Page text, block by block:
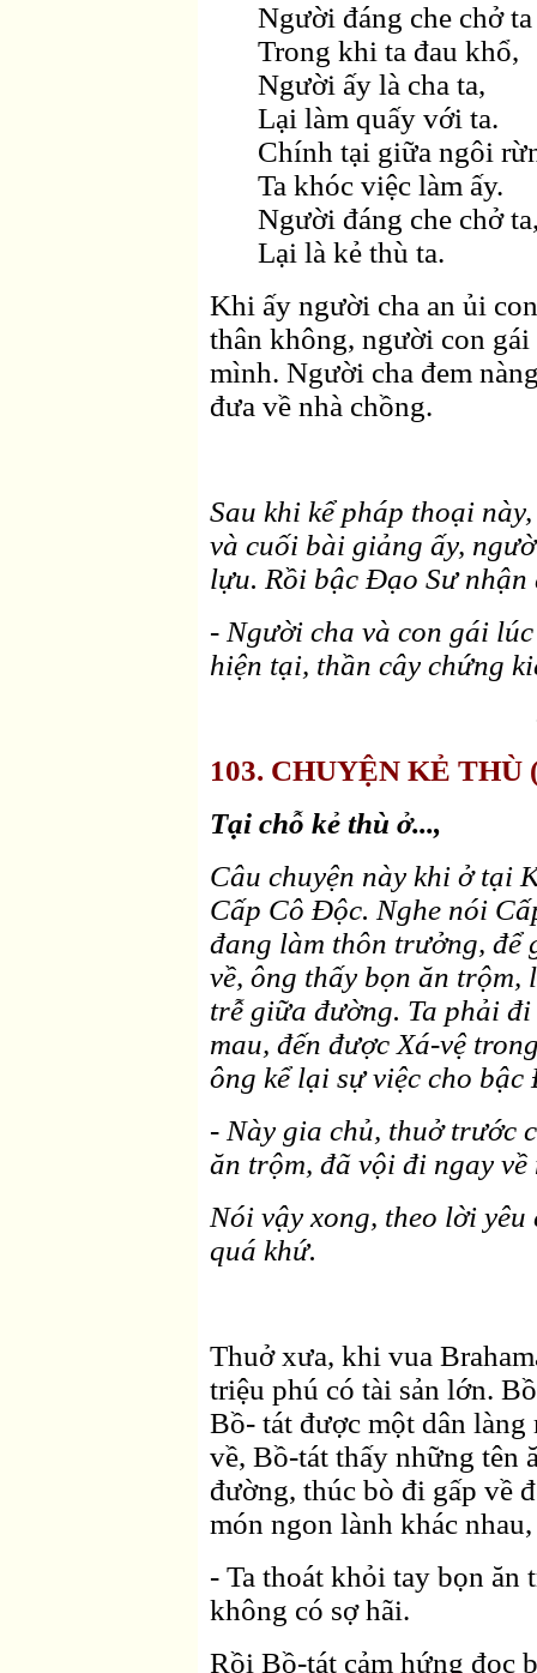
Người đáng che chở ta
Trong khi ta đau khổ,
Người ấy là cha ta,
Lại làm quấy với ta.
Chính tại giữa ngôi
Ta khóc việc làm ấy.
Người đáng che chở
Lại là kẻ thù ta.
Khi ấy người cha an ủi
thân không, người con
mình. Người cha đem
đưa về nhà chồng.
Sau khi kể pháp thoại
và cuối bài giảng ấy,
lựu. Rồi bậc Ðạo Sư nhận
- Người cha và con gái
hiện tại, thần cây chứng
103. CHUYỆN KẺ THÙ
Tại chỗ kẻ thù ở...,
Câu chuyện này khi ở tại
Cấp Cô Ðộc. Nghe nói
đang làm thôn trưởng, để
về, ông thấy bọn ăn
trễ giữa đường. Ta phải
mau, đến được Xá-vệ
ông kể lại sự việc cho
- Này gia chủ, thuở trước
ăn trộm, đã vội đi ngay
Nói vậy xong, theo lời
quá khứ.
Thuở xưa, khi vua
triệu phú có tài sản lớn.
Bồ- tát được một dân
về, Bồ-tát thấy những tên
đường, thúc bò đi gấp về
món ngon lành khác
- Ta thoát khỏi tay bọn ăn
không có sợ hãi.
Rồi Bồ-tát cảm hứng đọc